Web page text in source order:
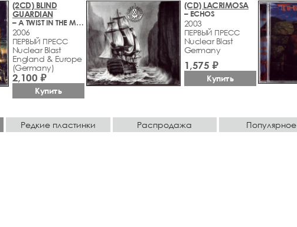
(2CD) BLIND
GUARDIAN
– A TWIST IN THE MYTH
2006
ПЕРВЫЙ ПРЕСС
Nuclear Blast
England & Europe
(Germany)
2,100 ₽
Купить
(CD) LACRIMOSA
– ECHOS
2003
ПЕРВЫЙ ПРЕСС
Nuclear Blast
Germany
1,575 ₽
Купить
Редкие пластинки Распродажа Популярное